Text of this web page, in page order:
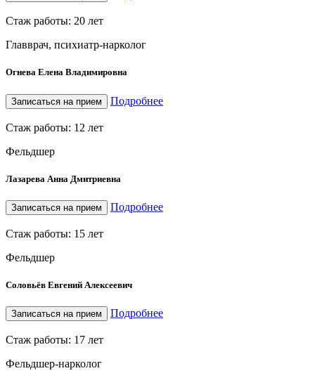
Стаж работы: 20 лет
Главврач, психиатр-нарколог
Огнева Елена Владимировна
Записаться на прием Подробнее
Стаж работы: 12 лет
Фельдшер
Лазарева Анна Дмитриевна
Записаться на прием Подробнее
Стаж работы: 15 лет
Фельдшер
Соловьёв Евгений Алексеевич
Записаться на прием Подробнее
Стаж работы: 17 лет
Фельдшер-нарколог